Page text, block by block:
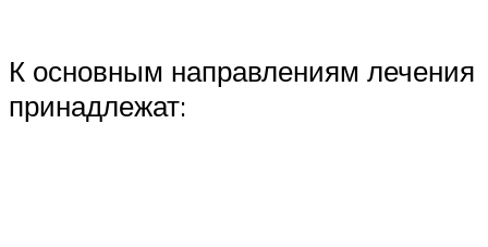
К основным направлениям лечения
принадлежат: